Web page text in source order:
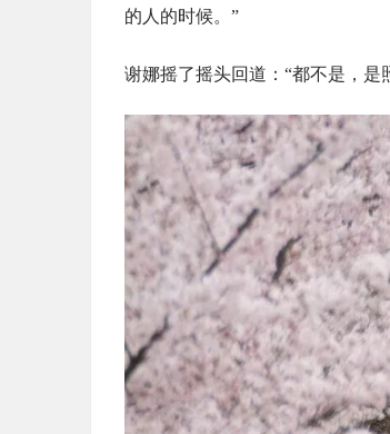
的人的时候。”
谢娜摇了摇头回道：“都不是，是